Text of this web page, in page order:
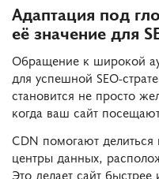
Адаптация под
её значение для
Обращение к широкой
для успешной SEO-
становится не просто
когда ваш сайт
CDN помогают
центры данных,
Это делает сайт